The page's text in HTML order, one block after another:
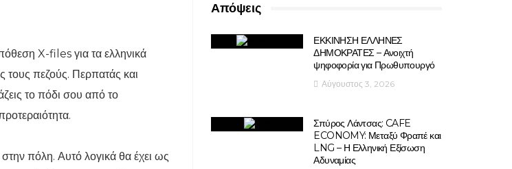
X-files για τα ελληνικά
τους πεζούς. Περπατάς και
το πόδι σου από το
πόλη. Αυτό λογικά θα έχει ως
Απόψεις
ΕΚΚΙΝΗΣΗ ΕΛΛΗΝΕΣ
ΔΗΜΟΚΡΑΤΕΣ – Ανοιχτή
ψηφοφορία για Πρωθυπουργό
Αύγουστος 3, 2026
Σπύρος Λάντσας: CAFE
ECONOMY: Μεταξύ Φραπέ και
LNG – Η Ελληνική Εξίσωση
Αδυναμίας